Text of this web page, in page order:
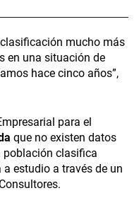
mucho más
en una situación de
hace cinco años”,
para el
que no existen datos
población clasifica
estudio a través de un